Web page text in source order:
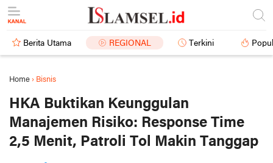
Berita Utama REGIONAL Terkini
Home › Bisnis
HKA Buktikan Keunggulan
Manajemen Risiko: Response Time
2,5 Menit, Patroli Tol Makin Tanggap